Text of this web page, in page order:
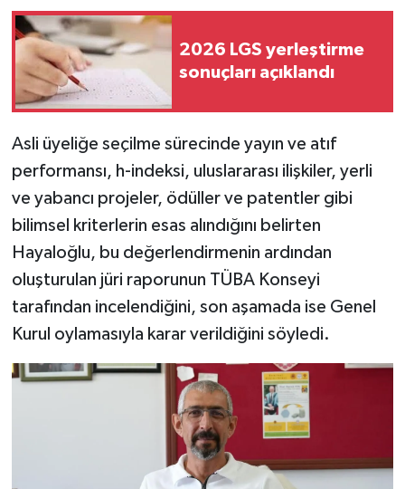
2026 LGS yerleştirme
sonuçları açıklandı
Asli üyeliğe seçilme sürecinde yayın ve atıf
performansı, h-indeksi, uluslararası ilişkiler, yerli
ve yabancı projeler, ödüller ve patentler gibi
bilimsel kriterlerin esas alındığını belirten
Hayaloğlu, bu değerlendirmenin ardından
oluşturulan jüri raporunun TÜBA Konseyi
tarafından incelendiğini, son aşamada ise Genel
Kurul oylamasıyla karar verildiğini söyledi.